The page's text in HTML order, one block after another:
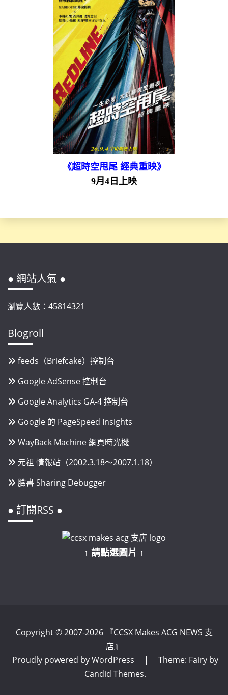
《超時空甩尾 經典重映》
9月4日上映
● 網站人氣 ●
瀏覽人數：45814321
Blogroll
feeds（Briefcake）控制台
Google AdSense 控制台
Google Analytics GA-4 控制台
Google 的 PageSpeed Insights
WayBack Machine 網頁時光機
元祖 情報站（2002.3.18～2007.1.18）
臉書 Sharing Debugger
● 訂閱RSS ●
↑ 請點選圖片 ↑
Copyright © 2007-2026 『CCSX Makes ACG NEWS 支
店』
Proudly powered by WordPress
|
Theme: Fairy by
Candid Themes.